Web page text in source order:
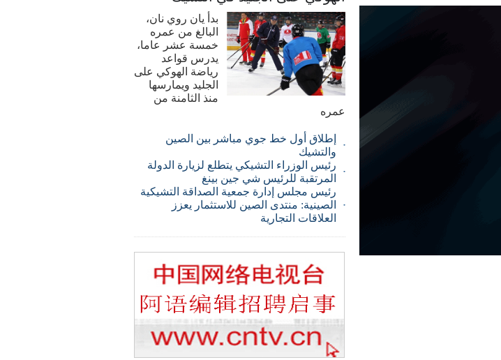
بدأ يان روي نان،
البالغ من عمره
خمسة عشر عاما،
يدرس قواعد
رياضة الهوكي على
الجليد ويمارسها
منذ الثامنة من
عمره
إطلاق أول خط جوي مباشر بين الصين
والتشيك
رئيس الوزراء التشيكي يتطلع لزيارة الدولة
المرتقبة للرئيس شي جين بينغ
رئيس مجلس إدارة جمعية الصداقة التشيكية
الصينية: منتدى الصين للاستثمار يعزز
العلاقات التجارية